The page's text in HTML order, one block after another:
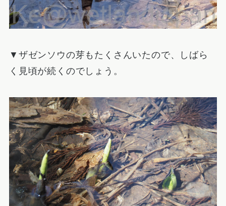
▼ザゼンソウの芽もたくさんいたので、しばら
く見頃が続くのでしょう。